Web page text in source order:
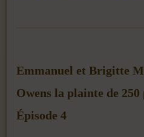
Emmanuel et Brigitte
Owens la plainte de 250
Épisode 4